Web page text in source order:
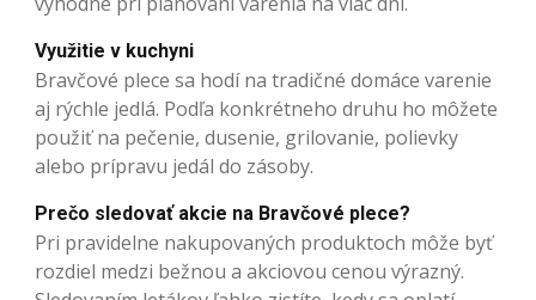
Využitie v kuchyni
Bravčové plece sa hodí na tradičné domáce varenie
aj rýchle jedlá. Podľa konkrétneho druhu ho môžete
použiť na pečenie, dusenie, grilovanie, polievky
alebo prípravu jedál do zásoby.
Prečo sledovať akcie na Bravčové plece?
Pri pravidelne nakupovaných produktoch môže byť
rozdiel medzi bežnou a akciovou cenou výrazný.